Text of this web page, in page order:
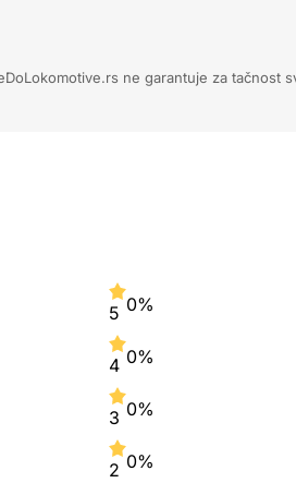
ne garantuje za tačnost
5 0%
4 0%
3 0%
2 0%